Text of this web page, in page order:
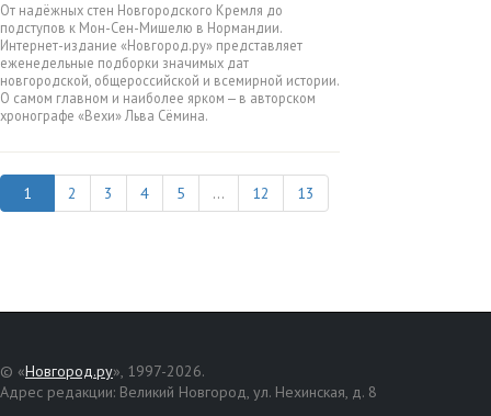
От надёжных стен Новгородского Кремля до
подступов к Мон-Сен-Мишелю в Нормандии.
Интернет-издание «Новгород.ру» представляет
еженедельные подборки значимых дат
новгородской, общероссийской и всемирной истории.
О самом главном и наиболее ярком — в авторском
хронографе «Вехи» Льва Сёмина.
2 3 4 5 ... 12 13
© «Новгород.ру», 1997-2026.
Адрес редакции: Великий Новгород, ул. Нехинская, д. 8